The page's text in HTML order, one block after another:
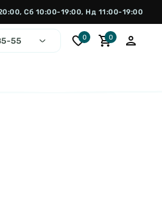
Сб 10:00-19:00, Нд 11:00-19:00
55 0 0